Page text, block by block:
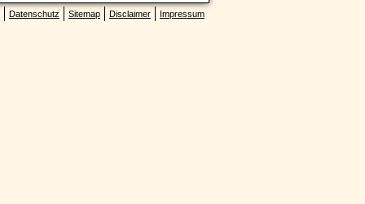
Impressum
Disclaimer
Sitemap
Datenschutz